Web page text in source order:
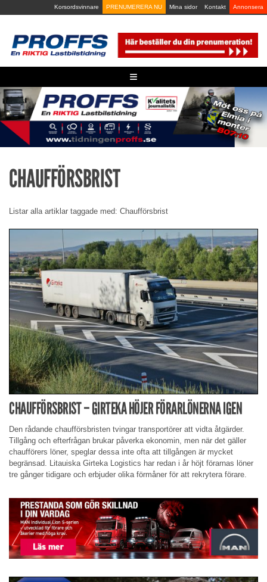
to
Korsordsvinnare PRENUMERERA NU Mina sidor Kontakt Annonsera
≡
CHAUFFÖRSBRIST
Listar alla artiklar taggade med: Chaufförsbrist
CHAUFFÖRSBRIST – GIRTEKA HÖJER FÖRARLÖNERNA IGEN
Den rådande chaufförsbristen tvingar transportörer att vidta åtgärder.
Tillgång och efterfrågan brukar påverka ekonomin, men när det gäller
chaufförers löner, speglar dessa inte ofta att tillgången är mycket
begränsad. Litauiska Girteka Logistics har redan i år höjt förarnas löner
tre gånger tidigare och erbjuder olika förmåner för att rekrytera förare.